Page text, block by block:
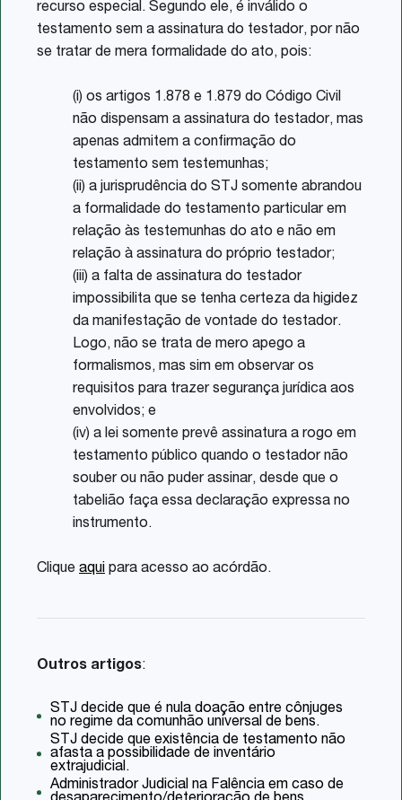
recurso especial. Segundo ele, é inválido o
testamento sem a assinatura do testador, por não
se tratar de mera formalidade do ato, pois:
(i) os artigos 1.878 e 1.879 do Código Civil
não dispensam a assinatura do testador, mas
apenas admitem a confirmação do
testamento sem testemunhas;
(ii) a jurisprudência do STJ somente abrandou
a formalidade do testamento particular em
relação às testemunhas do ato e não em
relação à assinatura do próprio testador;
(iii) a falta de assinatura do testador
impossibilita que se tenha certeza da higidez
da manifestação de vontade do testador.
Logo, não se trata de mero apego a
formalismos, mas sim em observar os
requisitos para trazer segurança jurídica aos
envolvidos; e
(iv) a lei somente prevê assinatura a rogo em
testamento público quando o testador não
souber ou não puder assinar, desde que o
tabelião faça essa declaração expressa no
instrumento.
Clique aqui para acesso ao acórdão.
Outros artigos:
STJ decide que é nula doação entre cônjuges
no regime da comunhão universal de bens.
STJ decide que existência de testamento não
afasta a possibilidade de inventário
extrajudicial.
Administrador Judicial na Falência em caso de